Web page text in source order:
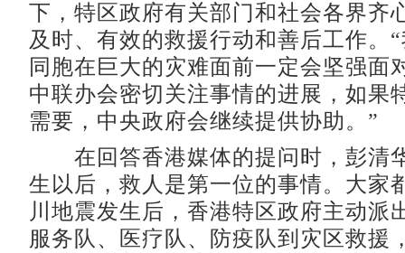
下，特区政府有关部门和社会各界齐
及时、有效的救援行动和善后工作。
同胞在巨大的灾难面前一定会坚强面
中联办会密切关注事情的进展，如果
需要，中央政府会继续提供协助。”
在回答香港媒体的提问时，彭清
生以后，救人是第一位的事情。大家
川地震发生后，香港特区政府主动派
服务队、医疗队、防疫队到灾区救援